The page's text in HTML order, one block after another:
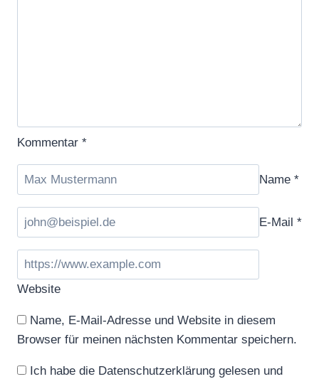
Kommentar *
Name *
E-Mail *
Website
Name, E-Mail-Adresse und Website in diesem
Browser für meinen nächsten Kommentar speichern.
Ich habe die Datenschutzerklärung gelesen und